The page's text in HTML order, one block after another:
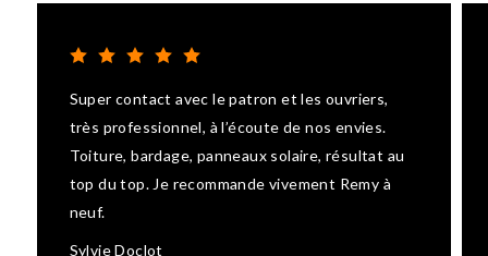
Super contact avec le patron et les ouvriers,
très professionnel, à l’écoute de nos envies.
Toiture, bardage, panneaux solaire, résultat au
top du top. Je recommande vivement Remy à
neuf.
Sylvie Doclot